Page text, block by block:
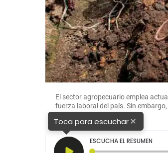
El sector agropecuario emplea
fuerza laboral del país. Sin
Toca para escuchar×
ESCUCHA EL RESUMEN